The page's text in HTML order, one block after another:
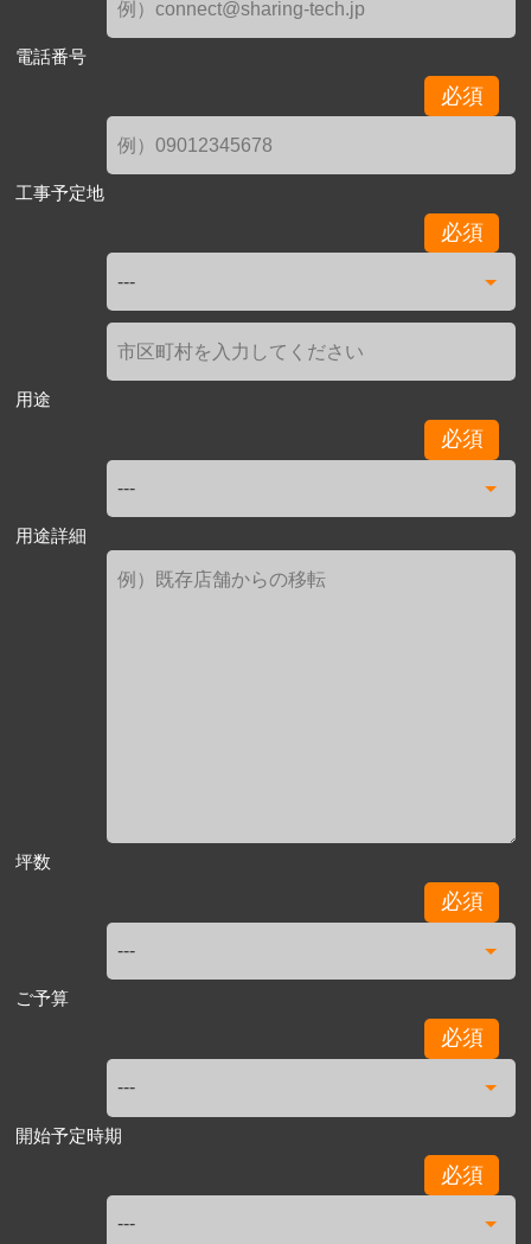
電話番号
必須
工事予定地
必須
用途
必須
用途詳細
坪数
必須
ご予算
必須
開始予定時期
必須